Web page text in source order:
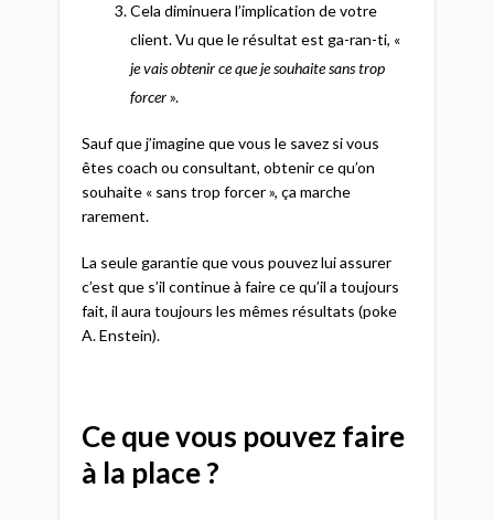
Cela diminuera l’implication de votre
client. Vu que le résultat est ga-ran-ti, «
je vais obtenir ce que je souhaite sans trop
forcer».
Sauf que j’imagine que vous le savez si vous
êtes coach ou consultant, obtenir ce qu’on
souhaite « sans trop forcer », ça marche
rarement.
La seule garantie que vous pouvez lui assurer
c’est que s’il continue à faire ce qu’il a toujours
fait, il aura toujours les mêmes résultats (poke
A. Enstein).
Ce que vous pouvez faire
à la place ?